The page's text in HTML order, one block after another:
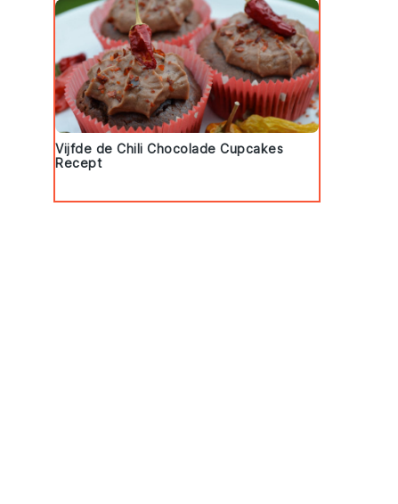
Vijfde de Chili Chocolade Cupcakes
Recept